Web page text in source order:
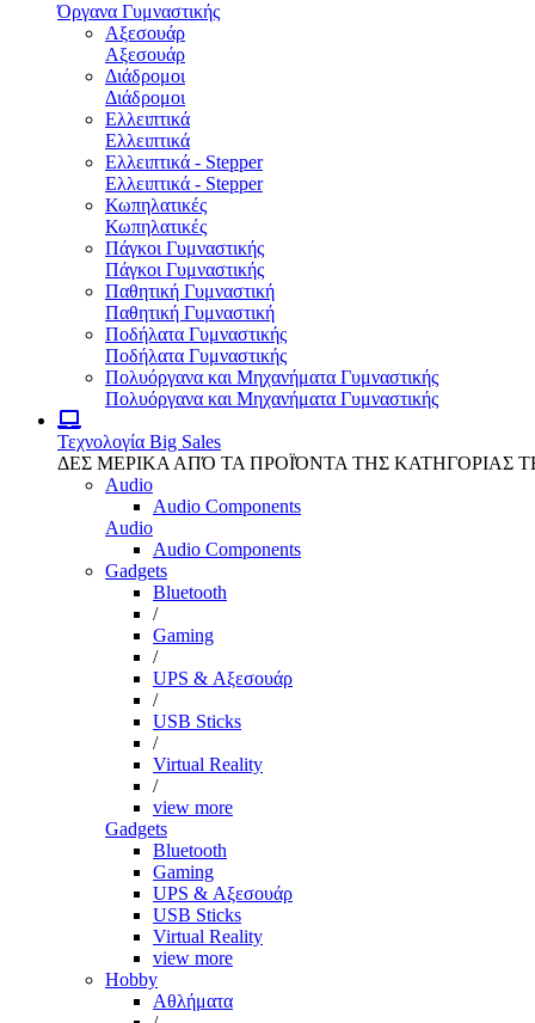
Όργανα Γυμναστικής
Αξεσουάρ
Αξεσουάρ
Διάδρομοι
Διάδρομοι
Ελλειπτικά
Ελλειπτικά
Ελλειπτικά - Stepper
Ελλειπτικά - Stepper
Κωπηλατικές
Κωπηλατικές
Πάγκοι Γυμναστικής
Πάγκοι Γυμναστικής
Παθητική Γυμναστική
Παθητική Γυμναστική
Ποδήλατα Γυμναστικής
Ποδήλατα Γυμναστικής
Πολυόργανα και Μηχανήματα Γυμναστικής
Πολυόργανα και Μηχανήματα Γυμναστικής
Τεχνολογία Big Sales
ΔΕΣ ΜΕΡΙΚΑ ΑΠΌ ΤΑ ΠΡΟΪΌΝΤΑ ΤΗΣ ΚΑΤΗΓΟΡΙΑΣ
Audio
Audio Components
Audio
Audio Components
Gadgets
Bluetooth
/
Gaming
/
UPS & Αξεσουάρ
/
USB Sticks
/
Virtual Reality
/
view more
Gadgets
Bluetooth
Gaming
UPS & Αξεσουάρ
USB Sticks
Virtual Reality
view more
Hobby
Αθλήματα